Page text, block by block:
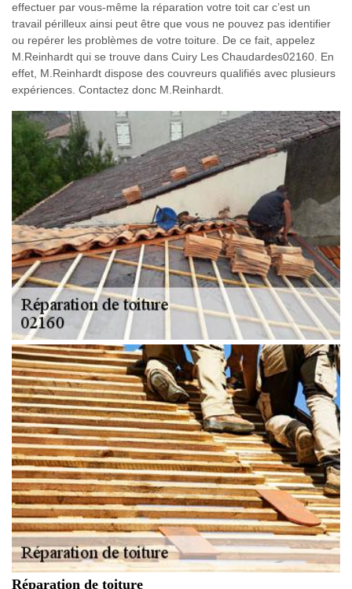
effectuer par vous-même la réparation votre toit car c’est un
travail périlleux ainsi peut être que vous ne pouvez pas identifier
ou repérer les problèmes de votre toiture. De ce fait, appelez
M.Reinhardt qui se trouve dans Cuiry Les Chaudardes02160. En
effet, M.Reinhardt dispose des couvreurs qualifiés avec plusieurs
expériences. Contactez donc M.Reinhardt.
Réparation de toiture